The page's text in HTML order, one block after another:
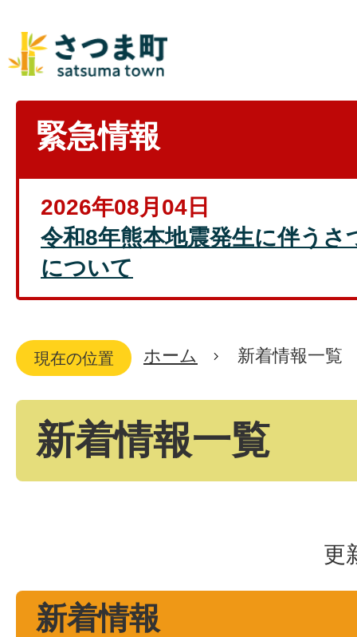
緊急情報
2026年08月04日
令和8年熊本地震発生に伴うさ
について
現在の位置 ホーム 新着情報一覧
新着情報一覧
更
新着情報